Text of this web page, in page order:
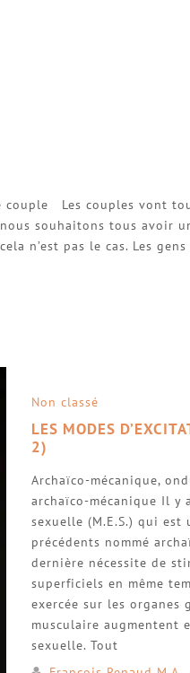
couple Les couples vont
souhaitons tous avoir
n’est pas le cas. Les
Non classé
LES MODES
2)
Archaïco-mécanique,
archaïco-mécanique Il y
sexuelle (M.E.S.) qui
précédents nommé
dernière nécessite de
superficiels en même
exercée sur les
musculaire augmentent
sexuelle. Tout